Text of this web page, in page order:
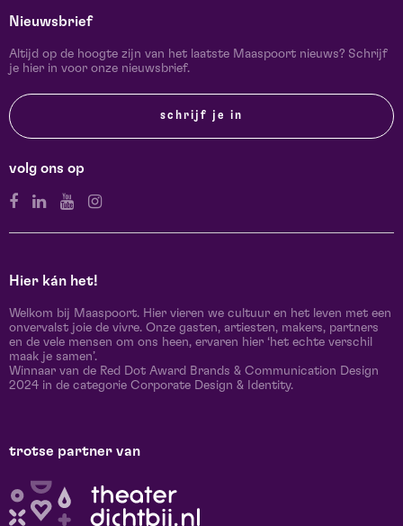
Nieuwsbrief
Altijd op de hoogte zijn van het laatste Maaspoort nieuws? Schrijf
je hier in voor onze nieuwsbrief.
schrijf je in
volg ons op
Hier kán het!
Welkom bij Maaspoort. Hier vieren we cultuur en het leven met een
onvervalst joie de vivre. Onze gasten, artiesten, makers, partners
en de vele mensen om ons heen, ervaren hier ‘het echte verschil
maak je samen’.
Winnaar van de Red Dot Award Brands & Communication Design
2024 in de categorie Corporate Design & Identity.
trotse partner van